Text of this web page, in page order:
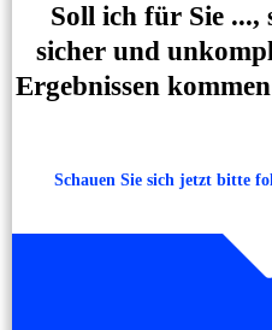
Soll ich für Sie ...,
sicher und
Ergebnissen
Schauen Sie sich jetzt bitte